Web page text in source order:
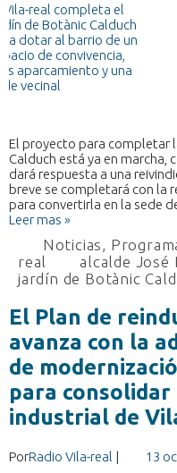
El proyecto para completar
Calduch está ya en marcha,
dará respuesta a una
breve se completará con la
para convertirla en la sede
Leer mas »
Noticias,
real
alcalde José
jardín de Botànic
El Plan de
avanza con la
de
para
industrial de
PorRadio Vila-real | 13